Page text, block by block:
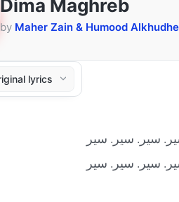
Dima Maghreb
by Maher Zain & Humood